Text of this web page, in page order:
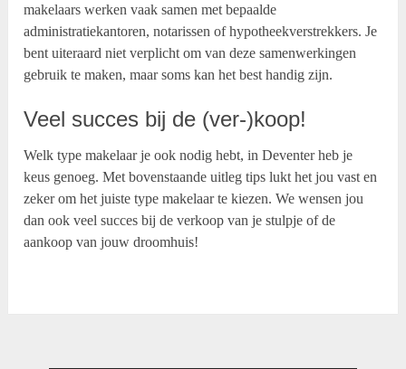
makelaars werken vaak samen met bepaalde
administratiekantoren, notarissen of hypotheekverstrekkers. Je
bent uiteraard niet verplicht om van deze samenwerkingen
gebruik te maken, maar soms kan het best handig zijn.
Veel succes bij de (ver-)koop!
Welk type makelaar je ook nodig hebt, in Deventer heb je
keus genoeg. Met bovenstaande uitleg tips lukt het jou vast en
zeker om het juiste type makelaar te kiezen. We wensen jou
dan ook veel succes bij de verkoop van je stulpje of de
aankoop van jouw droomhuis!